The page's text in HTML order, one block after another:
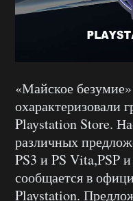
«Майское
охарактеризовали
Playstation Store.
различных
PS3 и PS Vita,PSP
сообщается в
Playstation.